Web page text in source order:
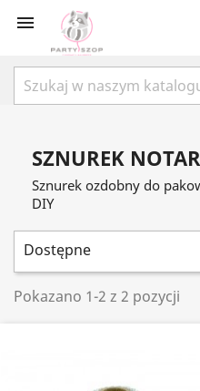

SZNUREK
Sznurek ozdobny do
DIY
Dostępne
Pokazano 1-2 z 2 pozycji